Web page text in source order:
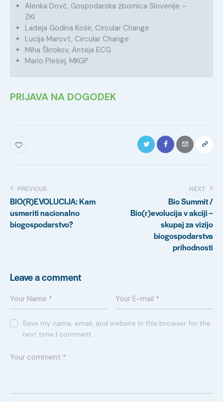
Alenka Dovč, Gospodarska zbornica Slovenije –
ZKI
Ladeja Godina Košir, Circular Change
Lucija Marovt, Circular Change
Miha Škrokov, Anteja ECG
Mario Plešej, MKGP
PRIJAVA NA DOGODEK
Post
navigation
PREVIOUS
BIO(R)EVOLUCIJA: Kam
usmeriti nacionalno
biogospodarstvo?
NEXT
Bio Summit /
Bio(r)evolucija v akciji –
skupaj za vizijo
biogospodarstva
prihodnosti
Leave a comment
Save my name, email, and website in this browser for the
next time I comment.